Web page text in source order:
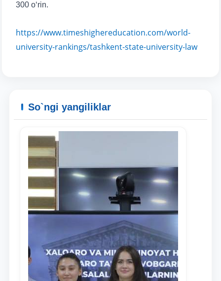
300 o‘rin.
https://www.timeshighereducation.com/world-
university-rankings/tashkent-state-university-law
So`ngi yangiliklar